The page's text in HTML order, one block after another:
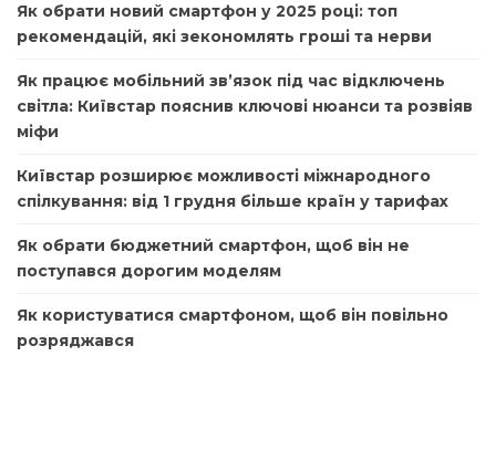
Як обрати новий смартфон у 2025 році: топ
рекомендацій, які зекономлять гроші та нерви
Як працює мобільний зв’язок під час відключень
світла: Київстар пояснив ключові нюанси та розвіяв
міфи
Київстар розширює можливості міжнародного
спілкування: від 1 грудня більше країн у тарифах
Як обрати бюджетний смартфон, щоб він не
поступався дорогим моделям
Як користуватися смартфоном, щоб він повільно
розряджався